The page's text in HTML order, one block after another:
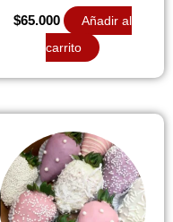
$65.000
Añadir al
carrito